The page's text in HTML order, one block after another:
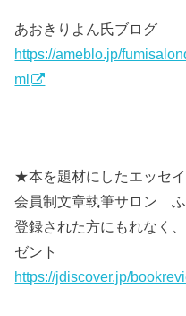
あおきりよん氏ブログ
https://ameblo.jp/
ml
★本を題材にしたエッセ
会員制文章執筆サロン
登録された方にもれなく
ゼント
https://jdiscover.jp/